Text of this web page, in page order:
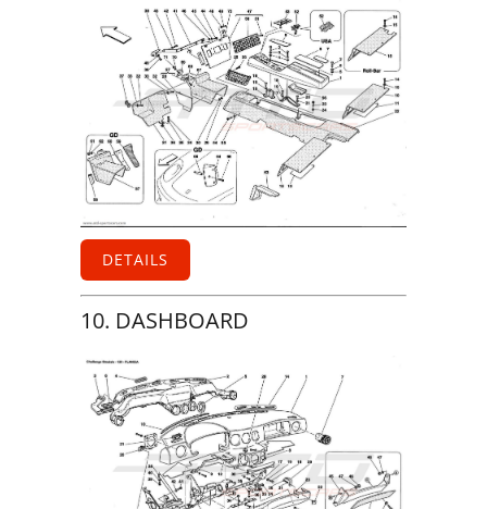
DETAILS
10. DASHBOARD